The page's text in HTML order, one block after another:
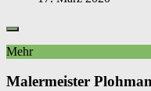
Mehr
Malermeister